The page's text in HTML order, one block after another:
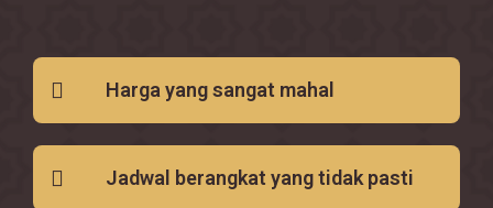
Harga yang sangat mahal
Jadwal berangkat yang tidak pasti